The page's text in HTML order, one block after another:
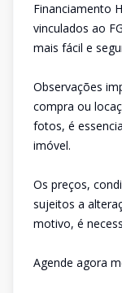
Financiamento
vinculados ao
mais fácil e
Observações
compra ou
fotos, é
imóvel.
Os preços,
sujeitos a
motivo, é
Agende agora